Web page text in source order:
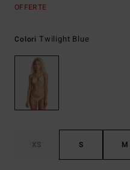
OFFERTE
Colori Twilight Blue
XS S M